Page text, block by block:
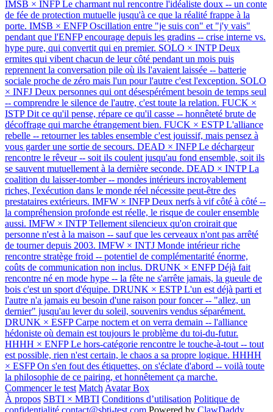
IMSB × INFP Le charmant nul rencontre l'idéaliste doux -- un conte
de fée de protection mutuelle jusqu'à ce que la réalité frappe à la
porte. IMSB × ENFP Oscillation entre "je suis con" et "j'y vais"
pendant que l'ENFP encourage depuis les gradins -- crise interne vs.
hype pure, qui convertit qui en premier. SOLO × INTP Deux
ermites qui vibent chacun de leur côté pendant un mois puis
reprennent la conversation pile où ils l'avaient laissée -- batterie
sociale proche de zéro mais l'un pour l'autre c'est l'exception. SOLO
× INFJ Deux personnes qui ont désespérément besoin de temps seul
-- comprendre le silence de l'autre, c'est toute la relation. FUCK ×
ISTP Dit ce qu'il pense, répare ce qu'il casse -- honnêteté brute de
décoffrage qui marche étrangement bien. FUCK × ESTP L'alliance
rebelle -- retourner les tables ensemble c'est jouissif, mais pensez à
vous garder une sortie de secours. DEAD × INFP Le déchargeur
rencontre le rêveur -- soit ils coulent jusqu'au fond ensemble, soit ils
se sauvent mutuellement à la dernière seconde. DEAD × INTP La
coalition du laisser-tomber -- mondes intérieurs incroyablement
riches, l'exécution dans le monde réel nécessite peut-être des
prestataires extérieurs. IMFW × INFP Deux nerfs à vif côté à côté --
la compréhension profonde est réelle, le risque de couler ensemble
aussi. IMFW × INTP Tellement silencieux qu'on croirait que
personne n'est à la maison -- sauf que les cerveaux n'ont pas arrêté
de tourner depuis 2003. IMFW × INTJ Monde intérieur riche
rencontre stratège froid -- potentiel de complémentarité énorme,
coûts de communication non inclus. DRUNK × ENFP Déjà fait
rencontre né en mode hype -- la fête ne s'arrête jamais, la gueule de
bois c'est un sport d'équipe. DRUNK × ESTP L'un est déjà parti et
l'autre n'a jamais eu besoin d'une raison pour foncer -- "allez, un
dernier" jusqu'au lever du soleil, souvenirs vendus séparément.
DRUNK × ESFP Carpe noctem et on verra demain -- l'alliance
hédoniste où demain est toujours le problème du toi-du-futur.
HHHH × ENFP Le hors-catégorie rencontre le touche-à-tout -- tout
est possible, rien n'est certain, le chaos a sa propre logique. HHHH
× ESFP On s'en fout des étiquettes, on s'éclate d'abord -- voilà toute
la philosophie de ce pairing, et honnêtement ça marche.
Commencer le test Match Avatar Box
À propos SBTI × MBTI Conditions d’utilisation Politique de
confidentialité contact@sbti-test.com Powered by ClawDaddy